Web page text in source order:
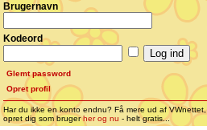
Brugernavn
Kodeord
Glemt password
Opret profil
Har du ikke en konto endnu? Få mere ud af VWnettet,
opret dig som brugerher og nu - helt gratis...